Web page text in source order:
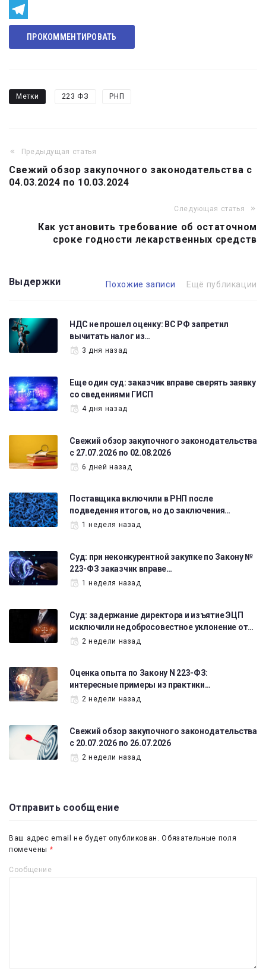
Odnoklassniki
Telegram
ПРОКОММЕНТИРОВАТЬ
Метки 223 ФЗ РНП
Навигация
по
Предыдущая статья
Свежий обзор закупочного законодательства с
04.03.2024 по 10.03.2024
Следующая статья
Как установить требование об остаточном
сроке годности лекарственных средств
Выдержки Похожие записи Ещё публикации
НДС не прошел оценку: ВС РФ запретил
вычитать налог из…
3 дня назад
Еще один суд: заказчик вправе сверять заявку
со сведениями ГИСП
4 дня назад
Свежий обзор закупочного законодательства
с 27.07.2026 по 02.08.2026
6 дней назад
Поставщика включили в РНП после
подведения итогов, но до заключения…
1 неделя назад
Суд: при неконкурентной закупке по Закону №
223-ФЗ заказчик вправе…
1 неделя назад
Суд: задержание директора и изъятие ЭЦП
исключили недобросовестное уклонение от…
2 недели назад
Оценка опыта по Закону N 223-ФЗ:
интересные примеры из практики…
2 недели назад
Свежий обзор закупочного законодательства
с 20.07.2026 по 26.07.2026
2 недели назад
Отправить сообщение
Ваш адрес email не будет опубликован. Обязательные поля
помечены *
Сообщение